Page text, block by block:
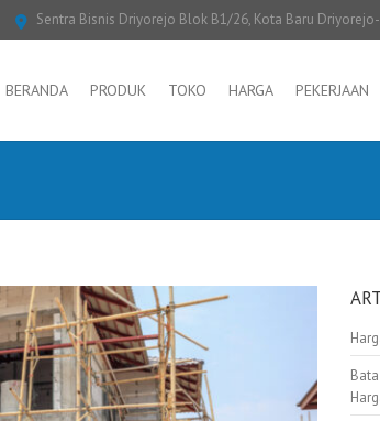
Sentra Bisnis Driyorejo Blok B1/26, Kota Baru
BERANDA PRODUK TOKO HARGA PEKERJAAN